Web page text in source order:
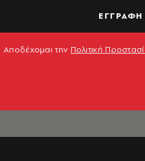
ΕΓΓΡΑΦΗ
Αποδέχομαι την Πολιτική